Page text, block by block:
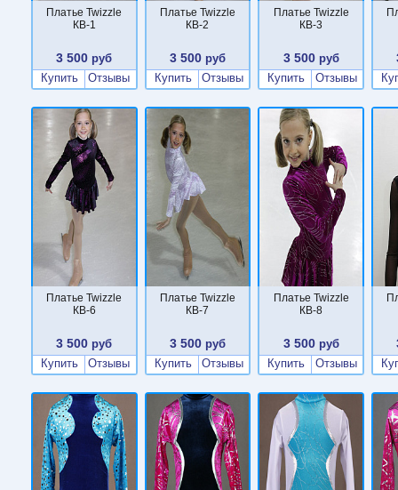
Платье Twizzle
КВ-1
3 500 руб
Купить
Отзывы
Платье Twizzle
КВ-2
3 500 руб
Купить
Отзывы
Платье Twizzle
КВ-3
3 500руб
Купить
Отзывы
Платье Twizzle
КВ-6
3 500 руб
Купить
Отзывы
Платье Twizzle
КВ-7
3 500 руб
Купить
Отзывы
Платье Twizzle
КВ-8
3 500руб
Купить
Отзывы